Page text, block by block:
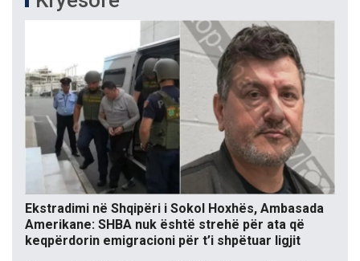
Ekstradimi në Shqipëri i Sokol Hoxhës, Ambasada
Amerikane: SHBA nuk është strehë për ata që
keqpërdorin emigracioni për t’i shpëtuar ligjit